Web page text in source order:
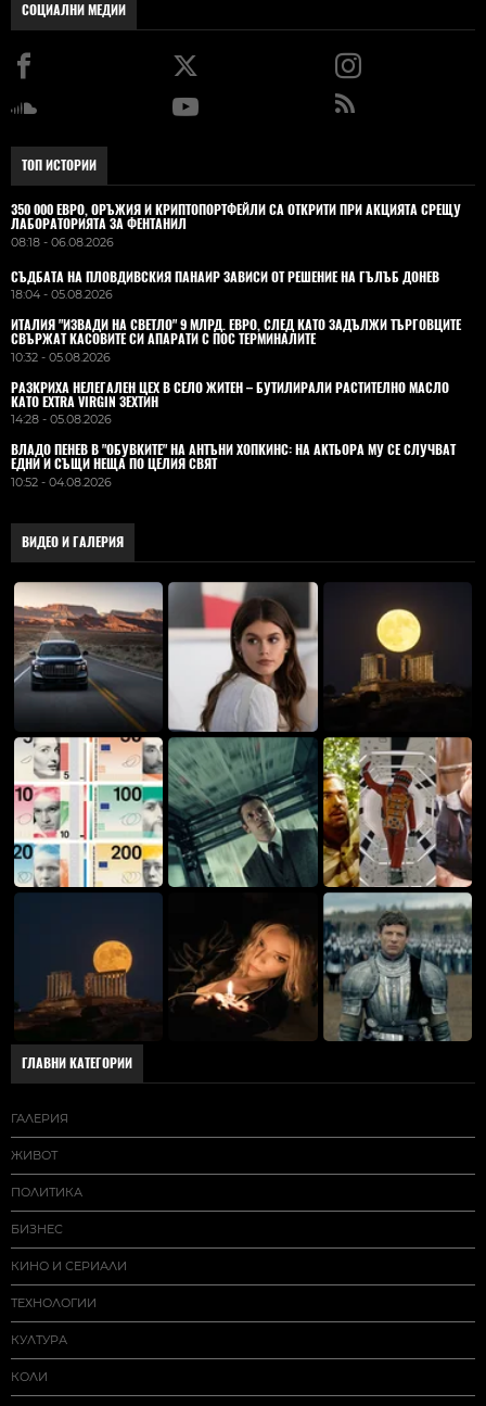
СОЦИАЛНИ МЕДИИ
ТОП ИСТОРИИ
350 000 ЕВРО, ОРЪЖИЯ И КРИПТОПОРТФЕЙЛИ СА ОТКРИТИ ПРИ АКЦИЯТА СРЕЩУ
ЛАБОРАТОРИЯТА ЗА ФЕНТАНИЛ
08:18 - 06.08.2026
СЪДБАТА НА ПЛОВДИВСКИЯ ПАНАИР ЗАВИСИ ОТ РЕШЕНИЕ НА ГЪЛЪБ ДОНЕВ
18:04 - 05.08.2026
ИТАЛИЯ "ИЗВАДИ НА СВЕТЛО" 9 МЛРД. ЕВРО, СЛЕД КАТО ЗАДЪЛЖИ ТЪРГОВЦИТЕ
СВЪРЖАТ КАСОВИТЕ СИ АПАРАТИ С ПОС ТЕРМИНАЛИТЕ
10:32 - 05.08.2026
РАЗКРИХА НЕЛЕГАЛЕН ЦЕХ В СЕЛО ЖИТЕН – БУТИЛИРАЛИ РАСТИТЕЛНО МАСЛО
КАТО EXTRA VIRGIN ЗЕХТИН
14:28 - 05.08.2026
ВЛАДO ПЕНЕВ В "ОБУВКИТЕ" НА АНТЪНИ ХОПКИНС: НА АКТЬОРА МУ СЕ СЛУЧВАТ
ЕДНИ И СЪЩИ НЕЩА ПО ЦЕЛИЯ СВЯТ
10:52 - 04.08.2026
ВИДЕО И ГАЛЕРИЯ
ГЛАВНИ КАТЕГОРИИ
ГАЛЕРИЯ
ЖИВОТ
ПОЛИТИКА
БИЗНЕС
КИНО И СЕРИАЛИ
ТЕХНОЛОГИИ
КУЛТУРА
КОЛИ